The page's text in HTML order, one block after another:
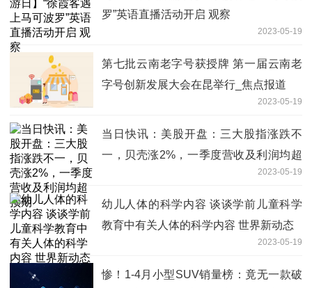
罗”英语直播活动开启 观察
2023-05-19
第七批云南老字号获授牌 第一届云南老
字号创新发展大会在昆举行_焦点报道
2023-05-19
当日快讯：美股开盘：三大股指涨跌不
一，贝壳涨2%，一季度营收及利润均超
2023-05-19
幼儿人体的科学内容 谈谈学前儿童科学
教育中有关人体的科学内容 世界新动态
2023-05-19
惨！1-4月小型SUV销量榜：竟无一款破